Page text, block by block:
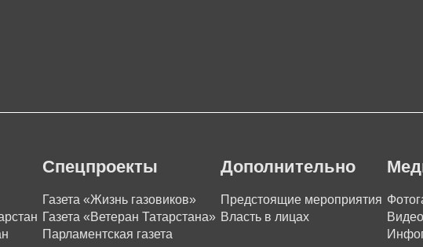
Спецпроекты
Газета «Жизнь газовиков»
Газета «Ветеран Татарстана»
Парламентская газета
Дополнительно
Предстоящие мероприятия
Власть в лицах